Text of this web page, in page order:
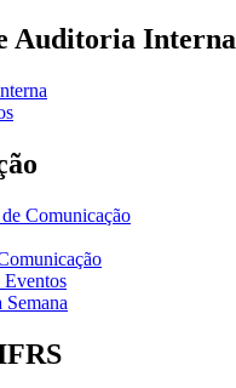
Auditoria Interna
Comunicação
Eventos
Semana